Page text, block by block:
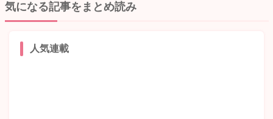
気になる記事をまとめ読み
人気連載